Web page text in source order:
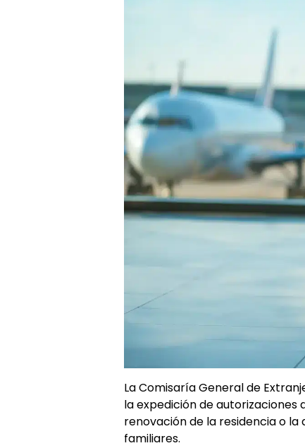
La Comisaría General de
la expedición de
renovación de la residencia o
familiares.